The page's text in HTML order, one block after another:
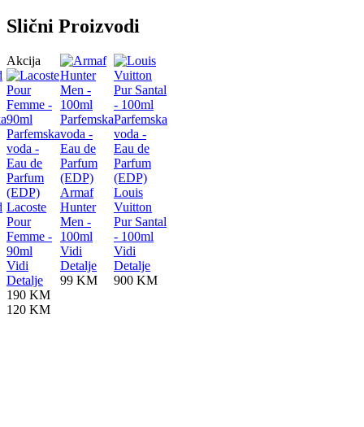
Slični Proizvodi
Akcija
Parfemska
voda -
Eau de
Parfum
(EDP)
Lacoste
Pour
Femme -
90ml
Vidi
Detalje
190 KM
120 KM
Parfemska
voda -
Eau de
Parfum
(EDP)
Armaf
Hunter
Men -
100ml
Vidi
Detalje
99 KM
Parfemska
voda -
Eau de
Parfum
(EDP)
Louis
Vuitton
Pur Santal
- 100ml
Vidi
Detalje
900 KM